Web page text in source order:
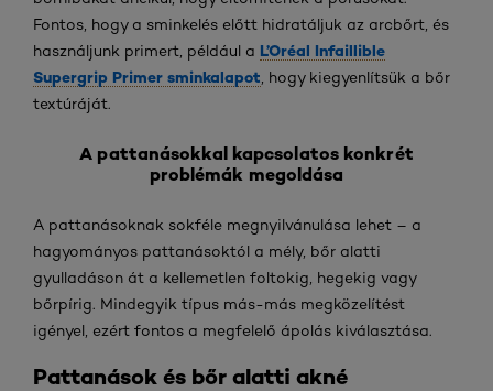
Fontos, hogy a sminkelés előtt hidratáljuk az arcbőrt, és
használjunk primert, például a L’Oréal Infaillible
Supergrip Primer sminkalapot , hogy kiegyenlítsük a bőr
textúráját.
A pattanásokkal kapcsolatos konkrét
problémák megoldása
A pattanásoknak sokféle megnyilvánulása lehet – a
hagyományos pattanásoktól a mély, bőr alatti
gyulladáson át a kellemetlen foltokig, hegekig vagy
bőrpírig. Mindegyik típus más-más megközelítést
igényel, ezért fontos a megfelelő ápolás kiválasztása.
Pattanások és bőr alatti akné